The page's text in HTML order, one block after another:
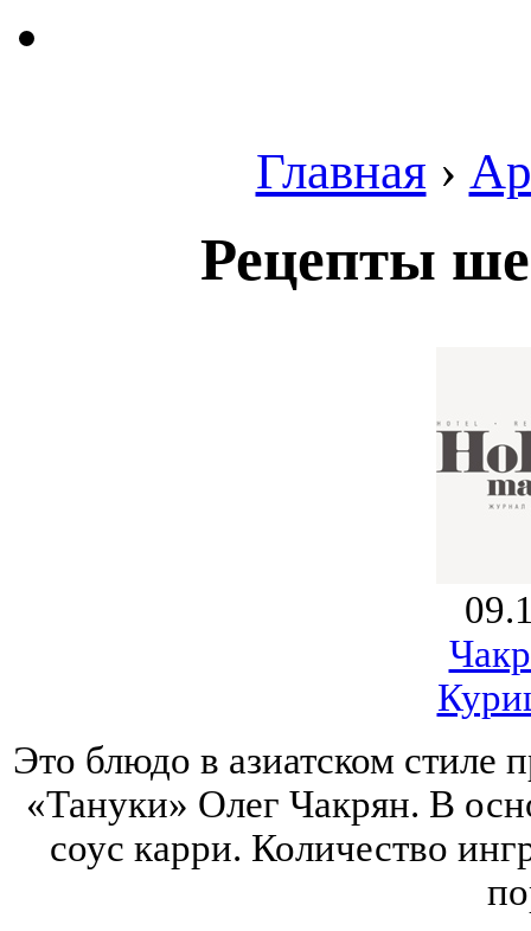
Главная ›
Рецепты
Это блюдо в азиатском стиле
«Тануки» Олег Чакрян. В
соус карри. Количество